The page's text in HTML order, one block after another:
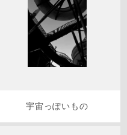
宇宙っぽいもの